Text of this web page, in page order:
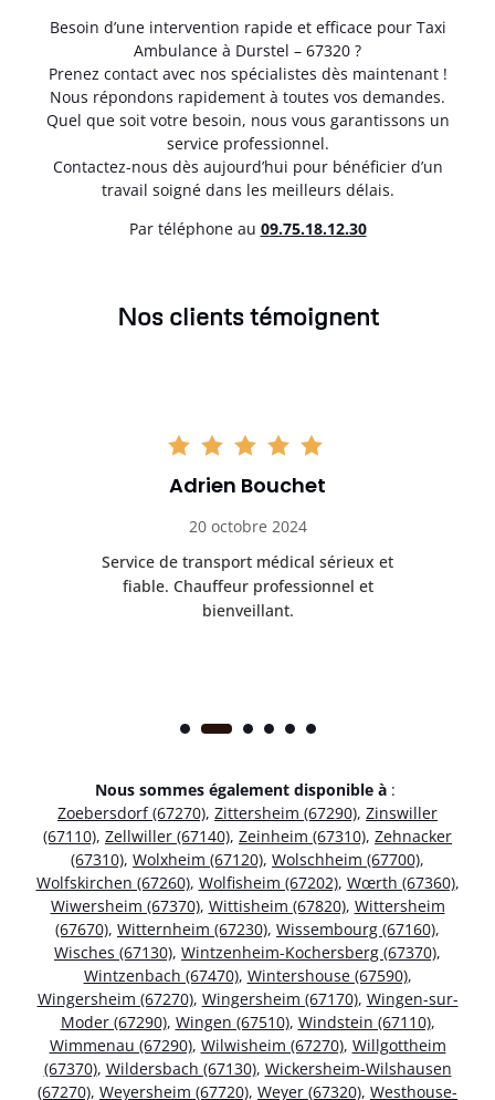
Besoin d’une intervention rapide et efficace pour Taxi
Ambulance à Durstel – 67320 ?
Prenez contact avec nos spécialistes dès maintenant !
Nous répondons rapidement à toutes vos demandes.
Quel que soit votre besoin, nous vous garantissons un
service professionnel.
Contactez-nous dès aujourd’hui pour bénéficier d’un
travail soigné dans les meilleurs délais.
Par téléphone au 09.75.18.12.30
Nos clients témoignent
Adrien Bouchet
20 octobre 2024
Service de transport médical sérieux et
fiable. Chauffeur professionnel et
bienveillant.
Nous sommes également disponible à :
Zoebersdorf (67270), Zittersheim (67290), Zinswiller
(67110), Zellwiller (67140), Zeinheim (67310), Zehnacker
(67310), Wolxheim (67120), Wolschheim (67700),
Wolfskirchen (67260), Wolfisheim (67202), Wœrth (67360),
Wiwersheim (67370), Wittisheim (67820), Wittersheim
(67670), Witternheim (67230), Wissembourg (67160),
Wisches (67130), Wintzenheim-Kochersberg (67370),
Wintzenbach (67470), Wintershouse (67590),
Wingersheim (67270), Wingersheim (67170), Wingen-sur-
Moder (67290), Wingen (67510), Windstein (67110),
Wimmenau (67290), Wilwisheim (67270), Willgottheim
(67370), Wildersbach (67130), Wickersheim-Wilshausen
(67270), Weyersheim (67720), Weyer (67320), Westhouse-